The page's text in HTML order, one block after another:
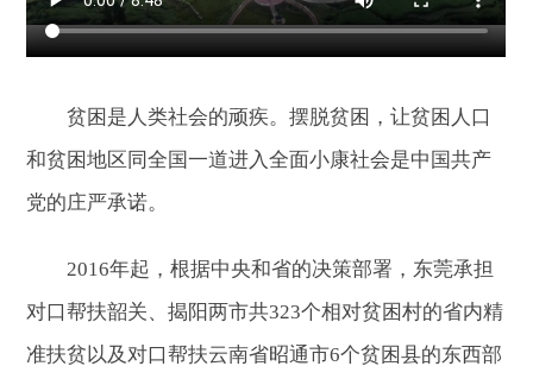
贫困是人类社会的顽疾。摆脱贫困，让贫困人口
和贫困地区同全国一道进入全面小康社会是中国共产
党的庄严承诺。
2016年起，根据中央和省的决策部署，东莞承担
对口帮扶韶关、揭阳两市共323个相对贫困村的省内精
准扶贫以及对口帮扶云南省昭通市6个贫困县的东西部